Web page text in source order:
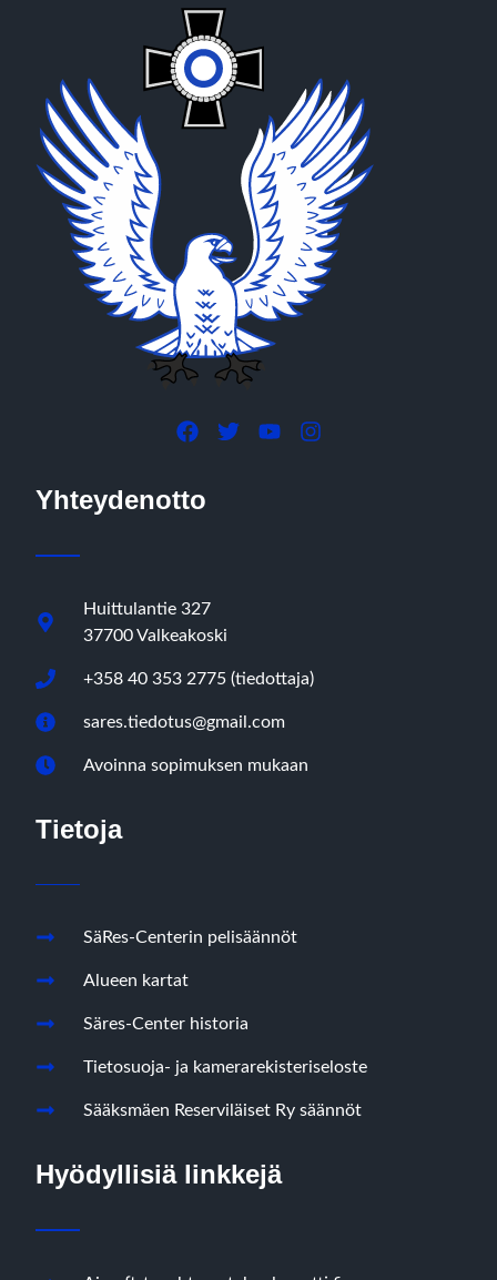
Yhteydenotto
Huittulantie 327
37700 Valkeakoski
+358 40 353 2775 (tiedottaja)
sares.tiedotus@gmail.com
Avoinna sopimuksen mukaan
Tietoja
SäRes-Centerin pelisäännöt
Alueen kartat
Säres-Center historia
Tietosuoja- ja kamerarekisteriseloste
Sääksmäen Reserviläiset Ry säännöt
Hyödyllisiä linkkejä